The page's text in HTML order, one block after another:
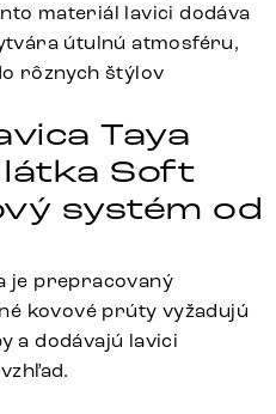
materiál lavici dodáva
útulnú atmosféru,
rôznych štýlov
Taya
Soft
systém od
je prepracovaný
kovové prúty vyžadujú
a dodávajú lavici